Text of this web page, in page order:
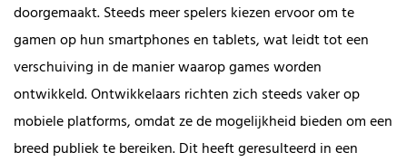
doorgemaakt. Steeds meer spelers kiezen ervoor om te
gamen op hun smartphones en tablets, wat leidt tot een
verschuiving in de manier waarop games worden
ontwikkeld. Ontwikkelaars richten zich steeds vaker op
mobiele platforms, omdat ze de mogelijkheid bieden om een
breed publiek te bereiken. Dit heeft geresulteerd in een